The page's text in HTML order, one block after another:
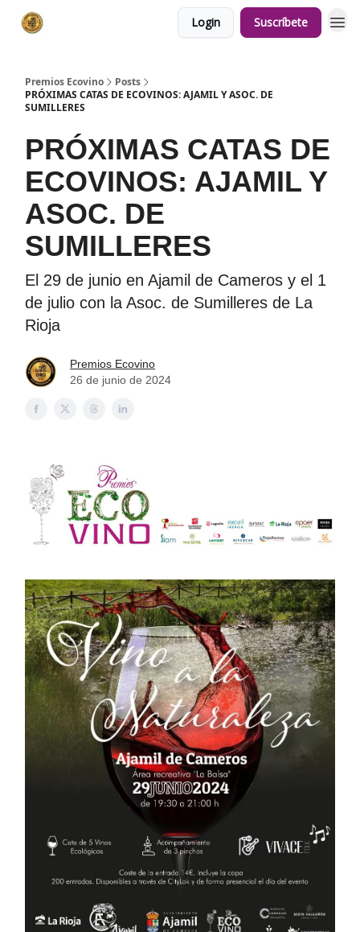
Login Suscríbete
Premios Ecovino
Posts
PRÓXIMAS CATAS DE ECOVINOS: AJAMIL Y ASOC. DE
SUMILLERES
PRÓXIMAS CATAS DE
ECOVINOS: AJAMIL Y
ASOC. DE
SUMILLERES
El 29 de junio en Ajamil de Cameros y el 1
de julio con la Asoc. de Sumilleres de La
Rioja
Premios Ecovino
26 de junio de 2024